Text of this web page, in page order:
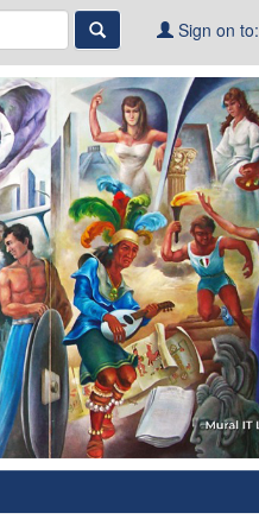
Sign on to: